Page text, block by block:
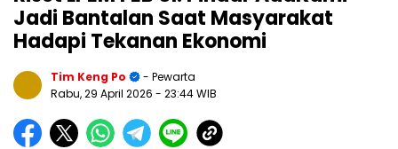
Jadi Bantalan Saat Masyarakat
Hadapi Tekanan Ekonomi
Tim Keng Po
- Pewarta
Rabu, 29 April 2026 - 23:44 WIB